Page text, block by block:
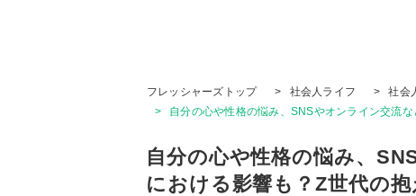
フレッシャーズトップ > 社会人ライフ >
社会
>
自分の心や性格の悩み、SNSやオンライン交流
自分の心や性格の悩み、
における影響も？Z世代の